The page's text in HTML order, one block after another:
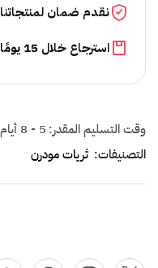
نقدم ضمان لمنتجاتنا
استرجاع خلال 15 يومًا
وقت التسليم المقدر: 5 - 8 أيام
التصنيفات: ثريات مودرن